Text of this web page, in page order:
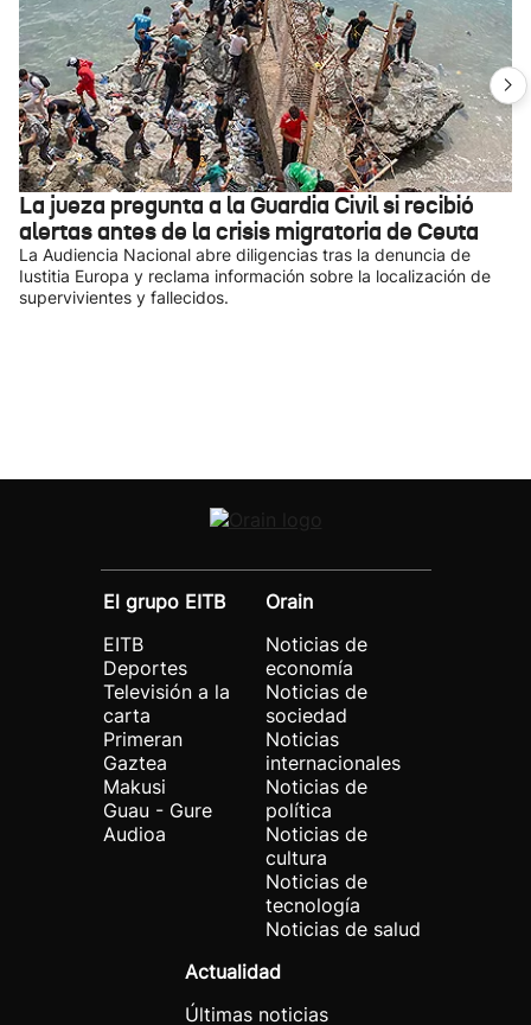
La jueza pregunta a la Guardia Civil si recibió
alertas antes de la crisis migratoria de Ceuta
La Audiencia Nacional abre diligencias tras la denuncia de
Iustitia Europa y reclama información sobre la localización de
supervivientes y fallecidos.
El grupo EITB
EITB
Deportes
Televisión a la
carta
Primeran
Gaztea
Makusi
Guau - Gure
Audioa
Orain
Noticias de
economía
Noticias de
sociedad
Noticias
internacionales
Noticias de
política
Noticias de
cultura
Noticias de
tecnología
Noticias de salud
Actualidad
Últimas noticias